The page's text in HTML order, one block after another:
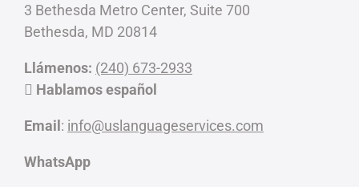
3 Bethesda Metro Center, Suite 700
Bethesda, MD 20814
Llámenos: (240) 673-2933
Hablamos español
Email: info@uslanguageservices.com
WhatsApp